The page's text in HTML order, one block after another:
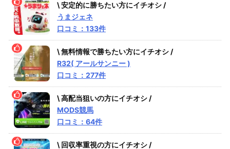
\ 安定的に勝ちたい方にイチオシ /
うまジェネ
口コミ：133件
\ 無料情報で勝ちたい方にイチオシ /
R32( アールサンニー )
口コミ：277件
\ 高配当狙いの方にイチオシ /
MODS競馬
口コミ：64件
\ 回収率重視の方にイチオシ /